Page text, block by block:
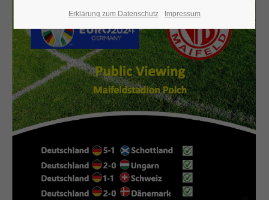
24h/ 365days
We offer support for our customers
Mon - Fri 8:00am - 5:00pm(GMT +1)
Get in touch
376-293 City Road, Suite 600
San Francisco, CA 94102
Erklärung zum Datenschutz Impressum